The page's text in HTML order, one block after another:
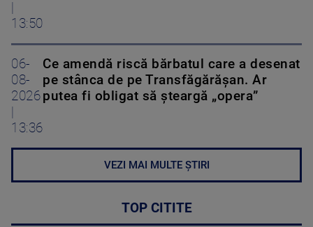
13:50
06-
08-
2026
13:36
Ce amendă riscă bărbatul care a desenat
pe stânca de pe Transfăgărășan. Ar
putea fi obligat să șteargă „opera”
VEZI MAI MULTE ȘTIRI
TOP CITITE